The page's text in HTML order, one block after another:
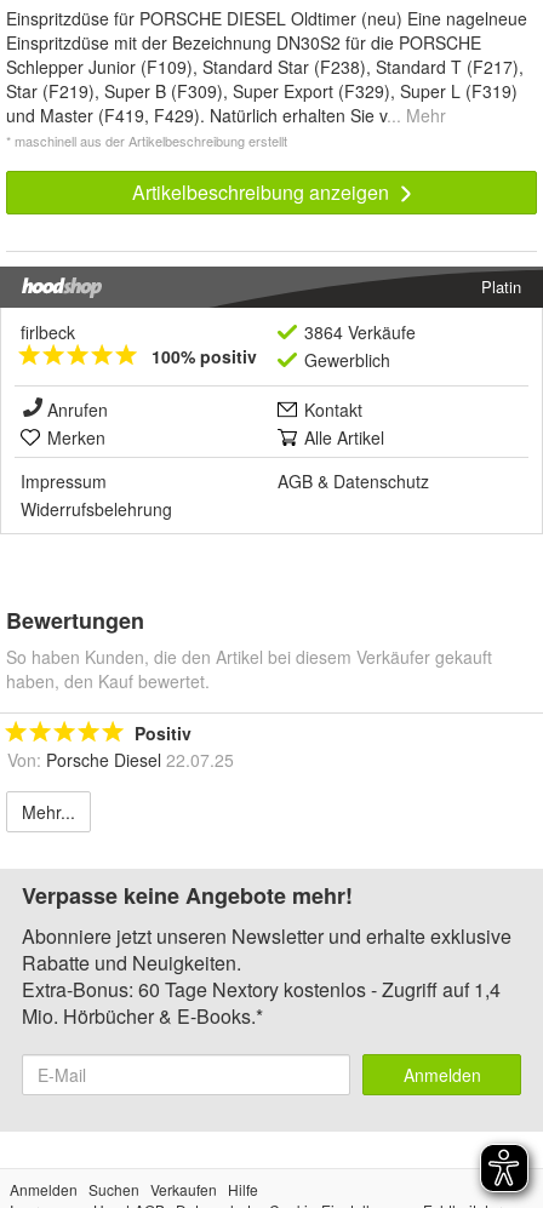
Einspritzdüse für PORSCHE DIESEL Oldtimer (neu) Eine nagelneue
Einspritzdüse mit der Bezeichnung DN30S2 für die PORSCHE
Schlepper Junior (F109), Standard Star (F238), Standard T (F217),
Star (F219), Super B (F309), Super Export (F329), Super L (F319)
und Master (F419, F429). Natürlich erhalten Sie v... Mehr
* maschinell aus der Artikelbeschreibung erstellt
Artikelbeschreibung anzeigen
Platin
firlbeck
100% positiv
3864 Verkäufe
Gewerblich
Anrufen
Kontakt
Merken
Alle Artikel
Impressum
AGB & Datenschutz
Widerrufsbelehrung
Bewertungen
So haben Kunden, die den Artikel bei diesem Verkäufer gekauft
haben, den Kauf bewertet.
Positiv
Von: Porsche Diesel 22.07.25
Mehr...
Verpasse keine Angebote mehr!
Abonniere jetzt unseren Newsletter und erhalte exklusive
Rabatte und Neuigkeiten.
Extra-Bonus: 60 Tage Nextory kostenlos - Zugriff auf 1,4
Mio. Hörbücher & E-Books.*
Anmelden
Anmelden Suchen Verkaufen
Hilfe